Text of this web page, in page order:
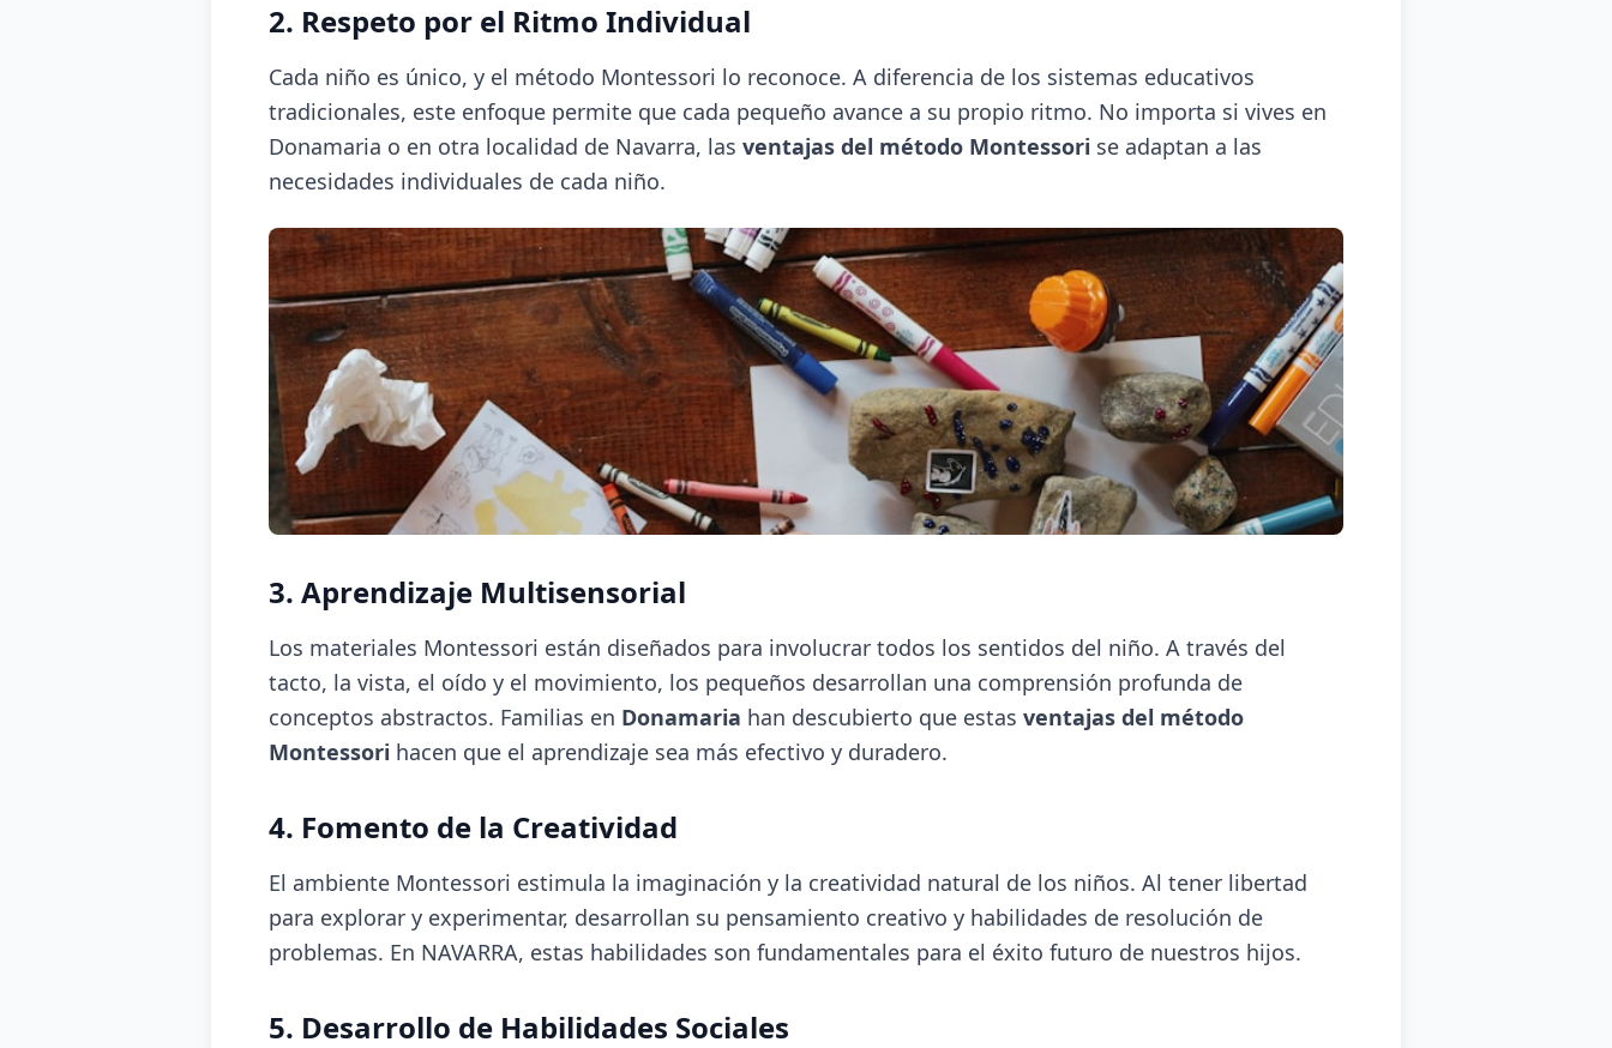
2. Respeto por el Ritmo Individual
Cada niño es único, y el método Montessori lo reconoce. A diferencia de los sistemas educativos
tradicionales, este enfoque permite que cada pequeño avance a su propio ritmo. No importa si vives en
Donamaria o en otra localidad de Navarra, las ventajas del método Montessori se adaptan a las
necesidades individuales de cada niño.
3. Aprendizaje Multisensorial
Los materiales Montessori están diseñados para involucrar todos los sentidos del niño. A través del
tacto, la vista, el oído y el movimiento, los pequeños desarrollan una comprensión profunda de
conceptos abstractos. Familias en Donamaria han descubierto que estas ventajas del método
Montessori hacen que el aprendizaje sea más efectivo y duradero.
4. Fomento de la Creatividad
El ambiente Montessori estimula la imaginación y la creatividad natural de los niños. Al tener libertad
para explorar y experimentar, desarrollan su pensamiento creativo y habilidades de resolución de
problemas. En NAVARRA, estas habilidades son fundamentales para el éxito futuro de nuestros hijos.
5. Desarrollo de Habilidades Sociales